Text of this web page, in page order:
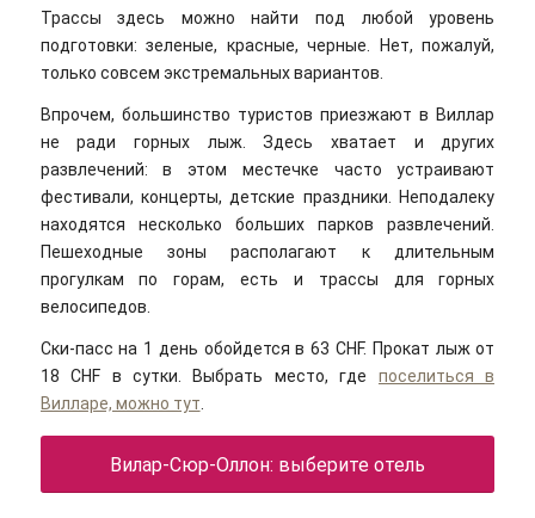
Трассы здесь можно найти под любой уровень
подготовки: зеленые, красные, черные. Нет, пожалуй,
только совсем экстремальных вариантов.
Впрочем, большинство туристов приезжают в Виллар
не ради горных лыж. Здесь хватает и других
развлечений: в этом местечке часто устраивают
фестивали, концерты, детские праздники. Неподалеку
находятся несколько больших парков развлечений.
Пешеходные зоны располагают к длительным
прогулкам по горам, есть и трассы для горных
велосипедов.
Ски-пасс на 1 день обойдется в 63 CHF. Прокат лыж от
18 CHF в сутки. Выбрать место, где поселиться в
Вилларе, можно тут
Вилар-Сюр-Оллон: выберите отель